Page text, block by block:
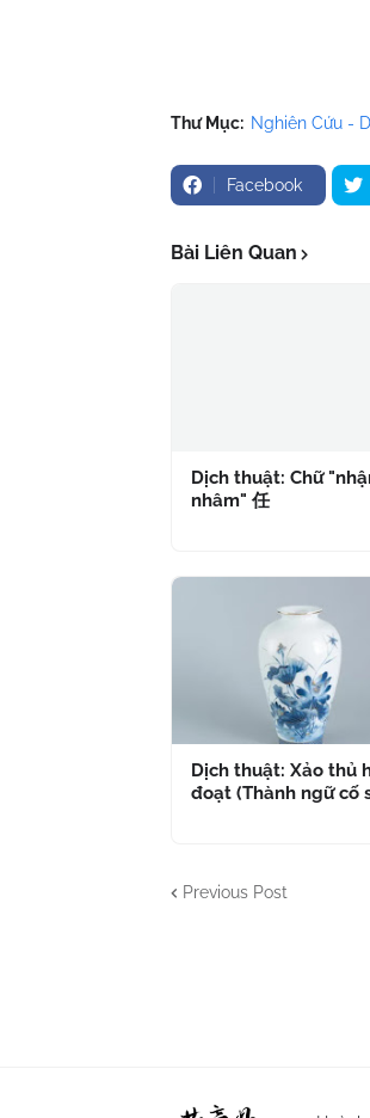
Thư Mục: Nghiên Cứu -
Facebook
Bài Liên Quan
Dịch thuật: Chữ
nhâm" 任
Dịch thuật: Xảo thủ
đoạt (Thành ngữ cố
Previous Post